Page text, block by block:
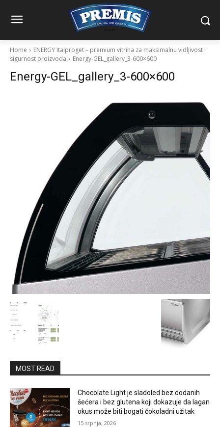
Home
ENERGY Italproget – premium vitrina za maksimalnu vidljivost i
sigurnost proizvoda
Energy-GEL_gallery_3-600×600
Energy-GEL_gallery_3-600×600
MOST READ
Chocolate Light je sladoled bez dodanih
šećera i bez glutena koji dokazuje da lagan
okus može biti bogati čokoladni užitak
15 srpnja, 2026